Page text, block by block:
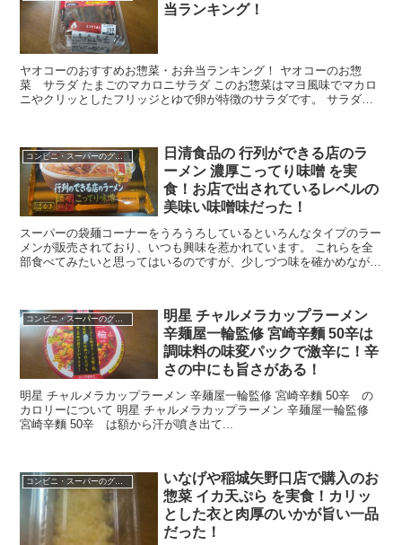
当ランキング！
ヤオコーのおすすめお惣菜・お弁当ランキング！ ヤオコーのお惣
菜 サラダ たまごのマカロニサラダ このお惣菜はマヨ風味でマカロ
ニやクリッとしたフリッジとゆで卵が特徴のサラダです。 サラダと
コンビニ・スーパーのグルメ
日清食品の 行列ができる店のラ
ーメン 濃厚こってり味噌 を実
食！お店で出されているレベルの
美味い味噌味だった！
スーパーの袋麺コーナーをうろうろしているといろんなタイプのラー
メンが販売されており、いつも興味を惹かれています。 これらを全
部食べてみたいと思ってはいるのですが、少しづつ味を確かめなが
コンビニ・スーパーのグルメ
明星 チャルメラカップラーメン
辛麺屋一輪監修 宮崎辛麵 50辛は
調味料の味変パックで激辛に！辛
さの中にも旨さがある！
明星 チャルメラカップラーメン 辛麺屋一輪監修 宮崎辛麵 50辛 の
カロリーについて 明星 チャルメラカップラーメン 辛麺屋一輪監修
宮崎辛麵 50辛 は額から汗が噴き出て...
コンビニ・スーパーのグルメ
いなげや稲城矢野口店で購入のお
惣菜 イカ天ぷら を実食！カリッ
とした衣と肉厚のいかが旨い一品
だった！